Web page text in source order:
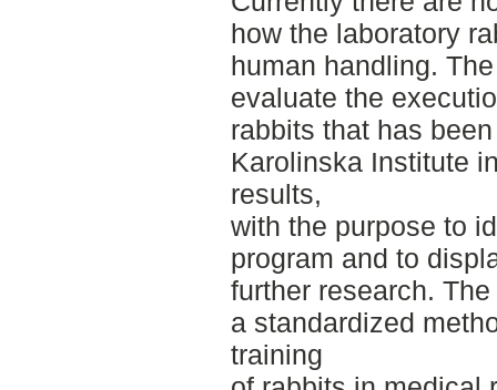
how the laboratory
human handling.
evaluate the
rabbits that has
Karolinska Institute
results,
with the purpose to
program and to
further research.
a standardized
training